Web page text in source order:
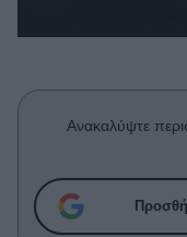
Πρόσωπα
Celebrities
Συνεντεύξεις
True Stories
Ask the Guru
Success Stories
Ανακαλύψτε